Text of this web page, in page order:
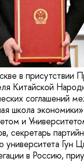
в присутствии
Китайской
соглашений
школа
и
секретарь
университета Гун
в Россию,